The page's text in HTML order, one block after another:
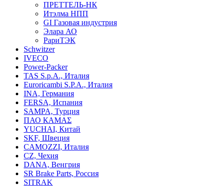
ПРЕТТЕЛЬ-НК
Итэлма НПП
GI Газовая индустрия
Элара АО
РариТЭК
Schwitzer
IVECO
Power-Packer
TAS S.p.A., Италия
Euroricambi S.P.A., Италия
INA, Германия
FERSA, Испания
SAMPA, Турция
ПАО КАМАΣ
YUCHAI, Китай
SKF, Швеция
CAMOZZI, Италия
CZ, Чехия
DANA, Венгрия
SR Brake Parts, Россия
SITRAK